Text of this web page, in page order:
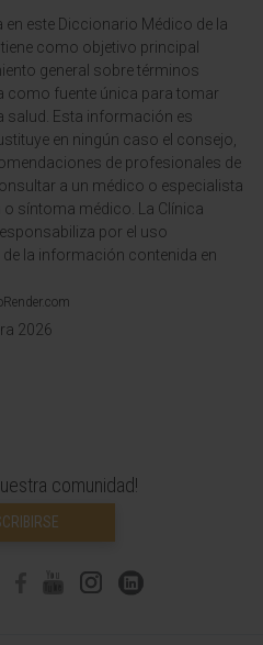
este Diccionario Médico de la
como objetivo principal
general sobre términos
como fuente única para tomar
salud. Esta información es
en ningún caso el consejo,
de profesionales de
a un médico o especialista
síntoma médico. La Clínica
por el uso
la información contenida en
2026
comunidad!